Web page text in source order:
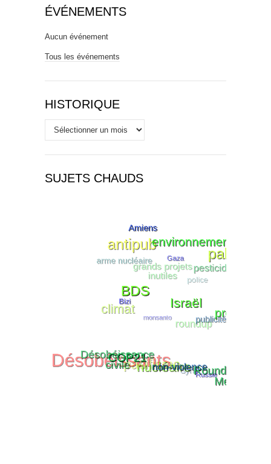
ÉVÉNEMENTS
Aucun événement
Tous les événements
HISTORIQUE
Historique
SUJETS CHAUDS